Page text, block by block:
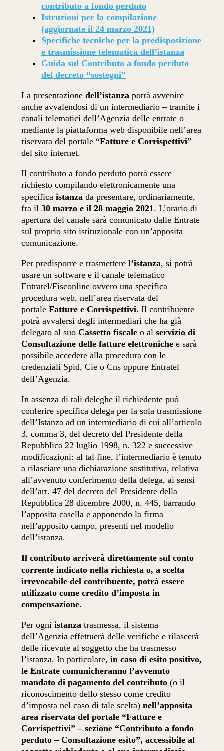
contributo a fondo perduto
Istruzioni per la compilazione
(aggiornate il 24 marzo 2021)
Specifiche tecniche per la predisposizione
e trasmissione telematica dell’istanza
Guida sul Contributo a fondo perduto
del decreto “sostegni”
La presentazionedell’istanza potrà avvenire
anche avvalendosi di un intermediario – tramite i
canali telematici dell’Agenzia delle entrate o
mediante la piattaforma web disponibile nell’area
riservata del portale “Fatture e Corrispettivi”
del sito internet.
Il contributo a fondo perduto potrà essere
richiesto compilando elettronicamente una
specificaistanza da presentare, ordinariamente,
fra il30 marzo e il 28 maggio 2021. L’orario di
apertura del canale sarà comunicato dalle Entrate
sul proprio sito istituzionale con un’apposita
comunicazione.
Per predisporre e trasmetterel’istanza, si potrà
usare un software e il canale telematico
Entratel/Fisconline ovvero una specifica
procedura web, nell’area riservata del
portaleFatture e Corrispettivi. Il contribuente
potrà avvalersi degli intermediari che ha già
delegato al suo Cassetto fiscale o alservizio di
Consultazione delle fatture elettroniche e sarà
possibile accedere alla procedura con le
credenziali Spid, Cie o Cns oppure Entratel
dell’Agenzia.
In assenza di tali deleghe il richiedente può
conferire specifica delega per la sola trasmissione
dell’Istanza ad un intermediario di cui all’articolo
3, comma 3, del decreto del Presidente della
Repubblica 22 luglio 1998, n. 322 e successive
modificazioni: al tal fine, l’intermediario è tenuto
a rilasciare una dichiarazione sostitutiva, relativa
all’avvenuto conferimento della delega, ai sensi
dell’art. 47 del decreto del Presidente della
Repubblica 28 dicembre 2000, n. 445, barrando
l’apposita casella e apponendo la firma
nell’apposito campo, presenti nel modello
dell’istanza.
Il contributo arriverà direttamente sul conto
corrente indicato nella richiesta o, a scelta
irrevocabile del contribuente, potrà essere
utilizzato come credito d’imposta in
compensazione.
Per ogniistanza trasmessa, il sistema
dell’Agenzia effettuerà delle verifiche e rilascerà
delle ricevute al soggetto che ha trasmesso
l’istanza. In particolare,in caso di esito positivo,
le Entrate comunicheranno l’avvenuto
mandato di pagamento del contributo (o il
riconoscimento dello stesso come credito
d’imposta nel caso di tale scelta)nell’apposita
area riservata del portale “Fatture e
Corrispettivi” – sezione “Contributo a fondo
perduto – Consultazione esito”, accessibile al